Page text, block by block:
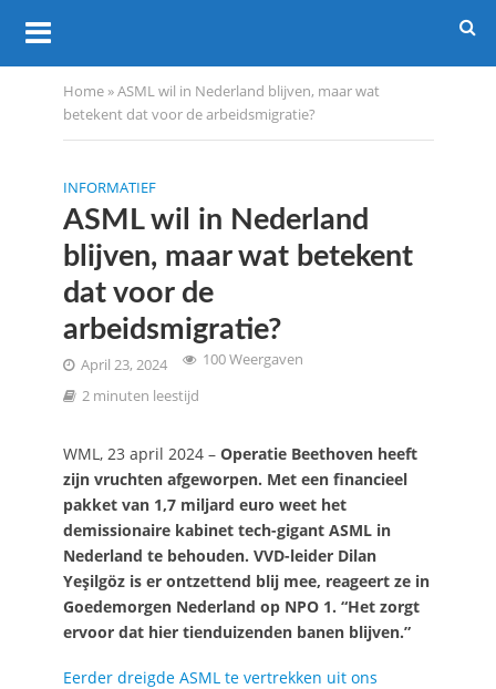
Home»ASML wil in Nederland blijven, maar wat
betekent dat voor de arbeidsmigratie?
INFORMATIEF
ASML wil in Nederland
blijven, maar wat betekent
dat voor de
arbeidsmigratie?
April 23, 2024
100 Weergaven
2 minuten leestijd
WML, 23 april 2024 – Operatie Beethoven heeft
zijn vruchten afgeworpen. Met een financieel
pakket van 1,7 miljard euro weet het
demissionaire kabinet tech-gigant ASML in
Nederland te behouden. VVD-leider Dilan
Yeşilgöz is er ontzettend blij mee, reageert ze in
Goedemorgen Nederland op NPO 1. “Het zorgt
ervoor dat hier tienduizenden banen blijven.”
Eerder dreigde ASML te vertrekken uit ons